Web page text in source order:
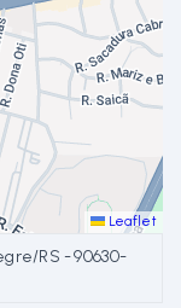
Leaflet
RS - 90630-